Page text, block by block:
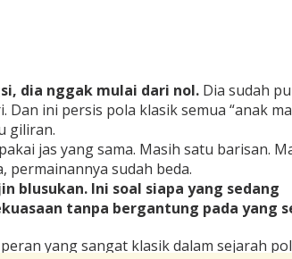
dia nggak mulai dari nol. Dia sudah
ini persis pola klasik semua “anak
giliran.
jas yang sama. Masih satu barisan.
permainannya sudah beda.
blusukan. Ini soal siapa yang sedang
tanpa bergantung pada yang
yang sangat klasik dalam sejarah